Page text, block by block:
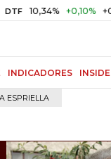
+0,10% +0,98%
INDICADORES INSIDE
ESPRIELLA